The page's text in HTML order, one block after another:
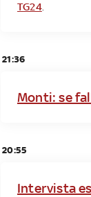
TG24.
21:36
Monti: se
20:55
Intervista